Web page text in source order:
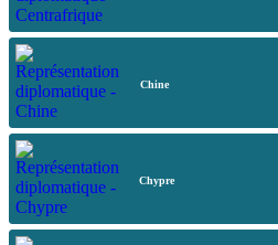
Chine
Chypre